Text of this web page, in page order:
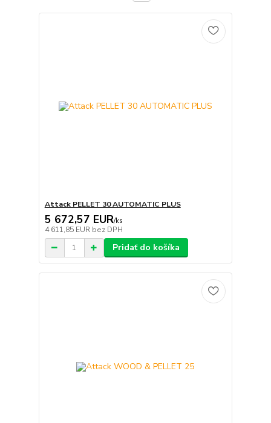
Attack PELLET 30 AUTOMATIC PLUS
5 672,57 EUR/ks
4 611,85 EUR bez DPH
Pridať do košíka